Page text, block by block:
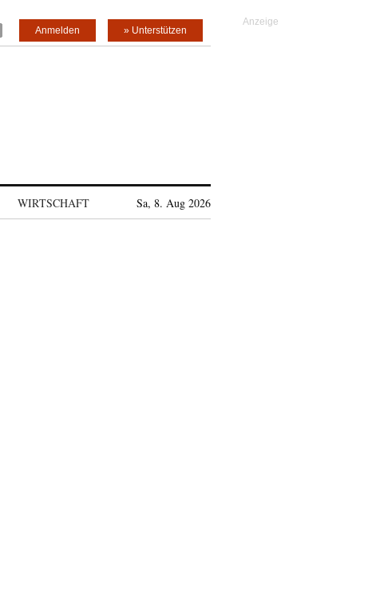
» Unterstützen
Anmelden
WIRTSCHAFT Sa, 8. Aug 2026